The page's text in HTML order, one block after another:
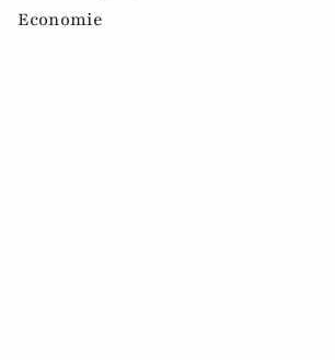
Economie